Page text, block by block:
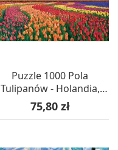
Puzzle 1000 Pola
Tulipanów - Holandia,
Calypto
Cena
75,80 zł